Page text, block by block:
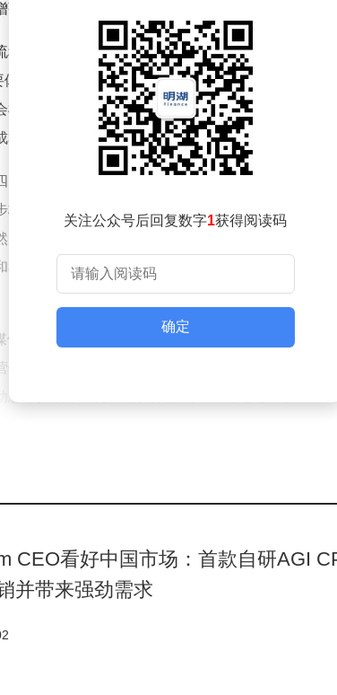
市场竞争力。
程产生的贸易信息，包含采购商与供应商、产品规
现在四个方面：一是通过真实采购需求精准锁定
模式降低获客成本；四是优化供应链管理巩固老客
降低30%。
大挑战：数据质量参差不齐、缺乏直接联系方式、
标准化流程：首先通过产品、地域、企业、行业四
后运用HS编码搜索、客户分级筛选、多渠道联系
私域运营实现转化。某家电企业通过该流程，三个
体的融合成为海关数据价值放大的关键。AI技术可
销效率提升3倍以上。当海关数据与LinkedIn、
态，推动个性化营销。某服装企业通过这种模式，
与智能分析，可一键生成客户背调报告和谈单机会
关注公众号后回复数字1获得阅读码
确定
CEO看好中国市场：首款自研AGI
并带来强劲需求